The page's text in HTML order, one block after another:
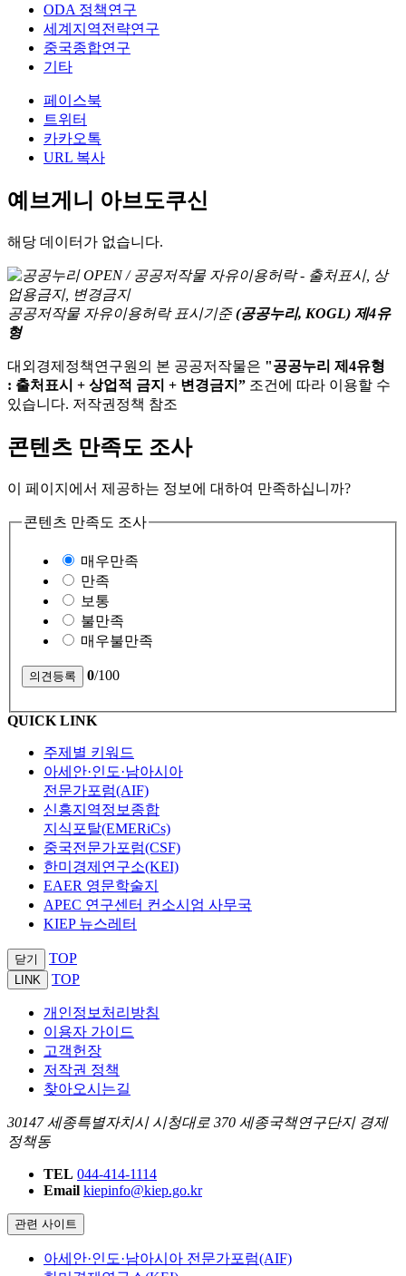
ODA 정책연구
세계지역전략연구
중국종합연구
기타
페이스북
트위터
카카오톡
URL 복사
예브게니 아브도쿠신
해당 데이터가 없습니다.
공공저작물 자유이용허락 표시기준 (공공누리, KOGL) 제4유
형
대외경제정책연구원의 본 공공저작물은 "공공누리 제4유형
: 출처표시 + 상업적 금지 + 변경금지” 조건에 따라 이용할 수
있습니다. 저작권정책 참조
콘텐츠 만족도 조사
이 페이지에서 제공하는 정보에 대하여 만족하십니까?
콘텐츠 만족도 조사
매우만족
만족
보통
불만족
매우불만족
0/100
QUICK LINK
주제별 키워드
아세안·인도·남아시아
전문가포럼(AIF)
신흥지역정보종합
지식포탈(EMERiCs)
중국전문가포럼(CSF)
한미경제연구소(KEI)
EAER 영문학술지
APEC 연구센터 컨소시엄 사무국
KIEP 뉴스레터
닫기 TOP
LINK TOP
개인정보처리방침
이용자 가이드
고객헌장
저작권 정책
찾아오시는길
30147 세종특별자치시 시청대로 370 세종국책연구단지 경제
정책동
TEL 044-414-1114
Email kiepinfo@kiep.go.kr
관련 사이트
아세안·인도·남아시아 전문가포럼(AIF)